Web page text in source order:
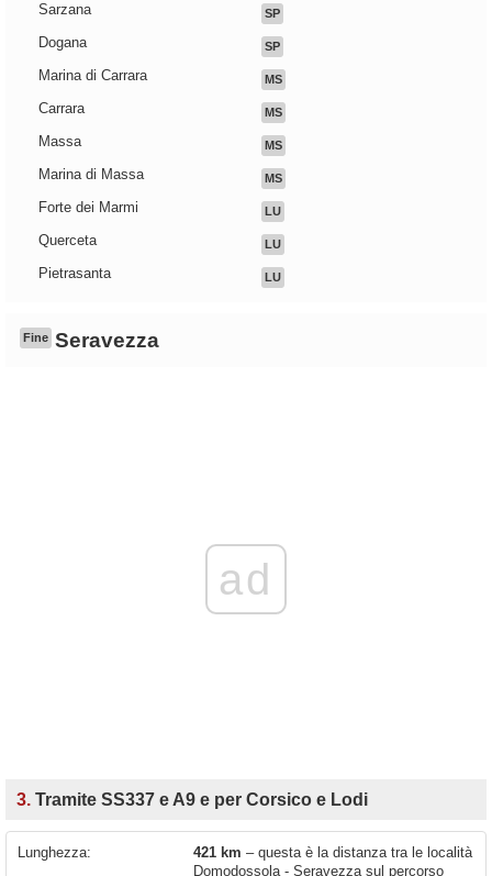
Sarzana SP
Dogana SP
Marina di Carrara MS
Carrara MS
Massa MS
Marina di Massa MS
Forte dei Marmi LU
Querceta LU
Pietrasanta LU
Fine Seravezza
ad
3. Tramite SS337 e A9 e per Corsico e Lodi
Lunghezza: 421 km – questa è la distanza tra le località
Domodossola - Seravezza sul percorso